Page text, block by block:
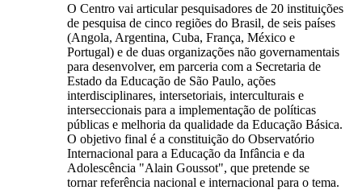
O Centro vai articular pesquisadores de 20 instituições
de pesquisa de cinco regiões do Brasil, de seis países
(Angola, Argentina, Cuba, França, México e
Portugal) e de duas organizações não governamentais
para desenvolver, em parceria com a Secretaria de
Estado da Educação de São Paulo, ações
interdisciplinares, intersetoriais, interculturais e
interseccionais para a implementação de políticas
públicas e melhoria da qualidade da Educação Básica.
O objetivo final é a constituição do Observatório
Internacional para a Educação da Infância e da
Adolescência "Alain Goussot", que pretende se
tornar referência nacional e internacional para o tema.